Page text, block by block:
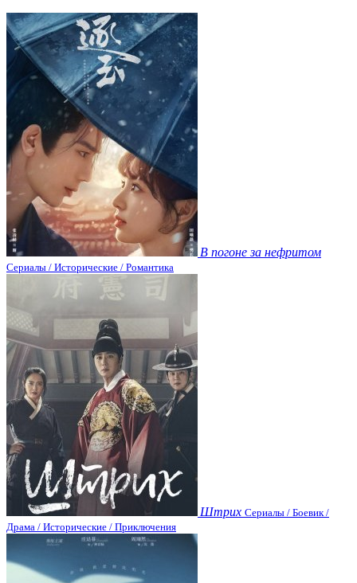
В погоне за нефритом
Сериалы / Исторические / Романтика
Штрих Сериалы / Боевик /
Драма / Исторические / Приключения